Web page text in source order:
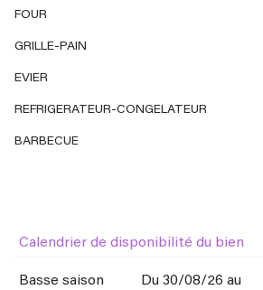
FOUR
GRILLE-PAIN
EVIER
REFRIGERATEUR-CONGELATEUR
BARBECUE
Calendrier de disponibilité du bien
Basse saison
Du 30/08/26 au